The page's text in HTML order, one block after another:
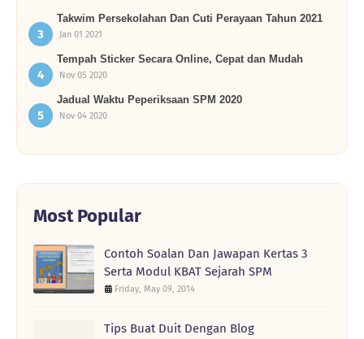
Takwim Persekolahan Dan Cuti Perayaan Tahun 2021
Jan 01 2021
Tempah Sticker Secara Online, Cepat dan Mudah
Nov 05 2020
Jadual Waktu Peperiksaan SPM 2020
Nov 04 2020
Most Popular
Contoh Soalan Dan Jawapan Kertas 3
Serta Modul KBAT Sejarah SPM
Friday, May 09, 2014
Tips Buat Duit Dengan Blog